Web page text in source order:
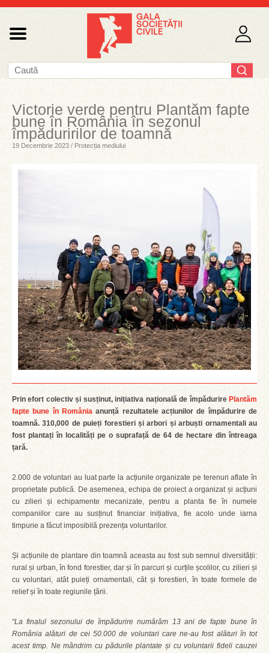
Victorie verde pentru Plantăm fapte
bune în România în sezonul
împăduririlor de toamnă
19 Decembrie 2023 / Protecția mediului
Prin efort colectiv și susținut, inițiativa națională de împădurire Plantăm
fapte bune în România anunță rezultatele acțiunilor de împădurire de
toamnă. 310,000 de puieți forestieri și arbori și arbuști ornamentali au
fost plantați în localități pe o suprafață de 64 de hectare din întreaga
țară.
2.000 de voluntari au luat parte la acțiunile organizate pe terenuri aflate în
proprietate publică. De asemenea, echipa de proiect a organizat și acțiuni
cu zilieri și echipamente mecanizate, pentru a planta fie în numele
companiilor care au susținut financiar inițiativa, fie acolo unde iarna
timpurie a făcut imposibilă prezența voluntarilor.
Și acțiunile de plantare din toamnă aceasta au fost sub semnul diversității:
rural și urban, în fond forestier, dar și în parcuri și curțile școlilor, cu zilieri și
cu voluntari, atât puieți ornamentali, cât și forestieri, în toate formele de
relief și în toate regiunile țării.
“La finalul sezonului de împădurire numărăm 13 ani de fapte bune în
România alături de cei 50.000 de voluntari care ne-au fost alături în tot
acest timp. Ne mândrim cu pădurile plantate și cu voluntarii fideli cauzei